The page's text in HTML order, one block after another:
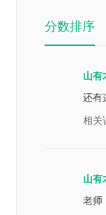
分数排序
山有
还有
相关
山有
老师